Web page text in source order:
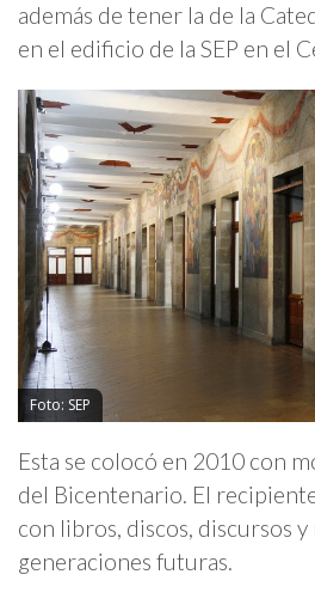
además de tener la de la
en el edificio de la SEP en el
Foto: SEP
Esta se colocó en 2010 con
del Bicentenario. El
con libros, discos, discursos y
generaciones futuras.